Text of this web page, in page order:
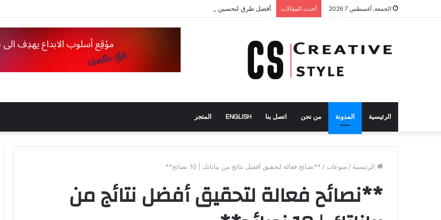
الجمعة, أغسطس 7 2026 أحدث المقالات أفضل طرق لتحسين محركات البحث
الرئيسية المدونة من نحن اتصل بنا ENGLISH المتجر
الرئيسية / منوعات / **نصائح فعالة لتحقيق أفضل نتائج من بياناتك | 10 نصائح**
**نصائح فعالة لتحقيق أفضل نتائج من